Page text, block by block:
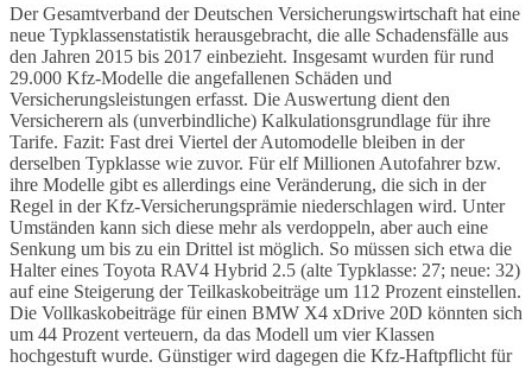
Der Gesamtverband der Deutschen Versicherungswirtschaft hat eine
neue Typklassenstatistik herausgebracht, die alle Schadensfälle aus
den Jahren 2015 bis 2017 einbezieht. Insgesamt wurden für rund
29.000 Kfz-Modelle die angefallenen Schäden und
Versicherungsleistungen erfasst. Die Auswertung dient den
Versicherern als (unverbindliche) Kalkulationsgrundlage für ihre
Tarife. Fazit: Fast drei Viertel der Automodelle bleiben in der
derselben Typklasse wie zuvor. Für elf Millionen Autofahrer bzw.
ihre Modelle gibt es allerdings eine Veränderung, die sich in der
Regel in der Kfz-Versicherungsprämie niederschlagen wird. Unter
Umständen kann sich diese mehr als verdoppeln, aber auch eine
Senkung um bis zu ein Drittel ist möglich. So müssen sich etwa die
Halter eines Toyota RAV4 Hybrid 2.5 (alte Typklasse: 27; neue: 32)
auf eine Steigerung der Teilkaskobeiträge um 112 Prozent einstellen.
Die Vollkaskobeiträge für einen BMW X4 xDrive 20D könnten sich
um 44 Prozent verteuern, da das Modell um vier Klassen
hochgestuft wurde. Günstiger wird dagegen die Kfz-Haftpflicht für